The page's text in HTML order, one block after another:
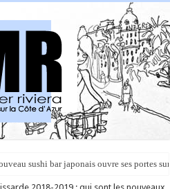
de l’Hôtel Carlton pour un